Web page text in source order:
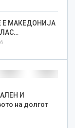
Е МАКЕДОНИЈА
И
на долгот